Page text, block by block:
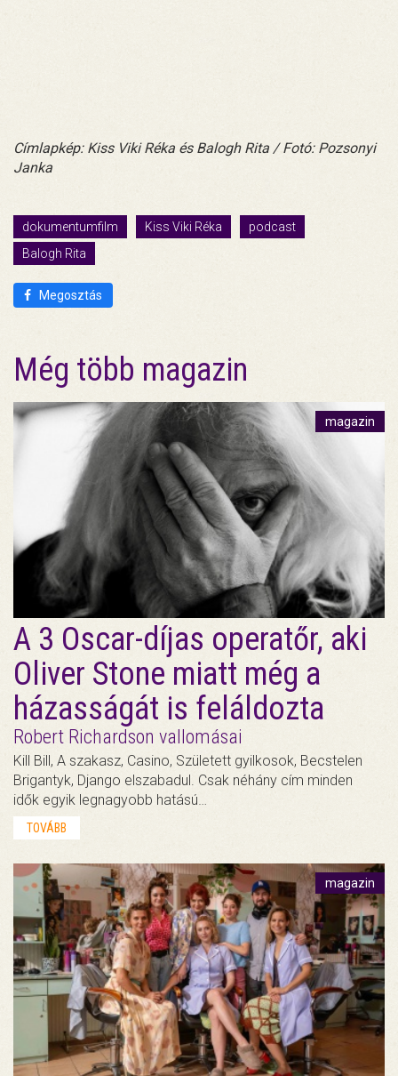
Címlapkép: Kiss Viki Réka és Balogh Rita / Fotó: Pozsonyi
Janka
dokumentumfilm Kiss Viki Réka
podcast
Balogh Rita
Megosztás
Még több magazin
magazin
A 3 Oscar-díjas operatőr, aki
Oliver Stone miatt még a
házasságát is feláldozta
Robert Richardson vallomásai
Kill Bill, A szakasz, Casino, Született gyilkosok, Becstelen
Brigantyk, Django elszabadul. Csak néhány cím minden
idők egyik legnagyobb hatású…
TOVÁBB
magazin